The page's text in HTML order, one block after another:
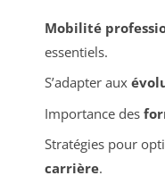
Mobilité
essentiels.
S’adapter aux
Importance des
Stratégies pour
carrière.